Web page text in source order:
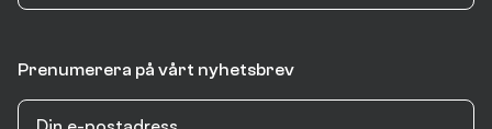
Prenumerera på vårt nyhetsbrev